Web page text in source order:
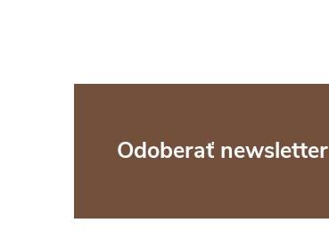
Odoberať newsletter